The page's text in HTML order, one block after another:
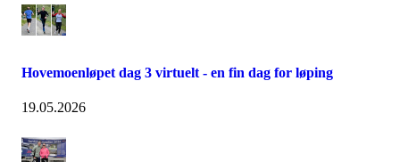
Hovemoenløpet dag 3 virtuelt - en fin dag for løping
19.05.2026